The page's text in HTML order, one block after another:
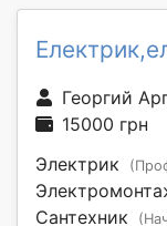
Георгий
15000 грн
Электрик
Сантехник